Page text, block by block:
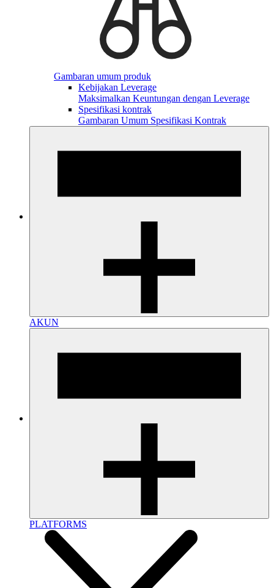
Gambaran umum produk
Kebijakan Leverage
Maksimalkan Keuntungan dengan Leverage
Spesifikasi kontrak
Gambaran Umum Spesifikasi Kontrak
AKUN
PLATFORMS